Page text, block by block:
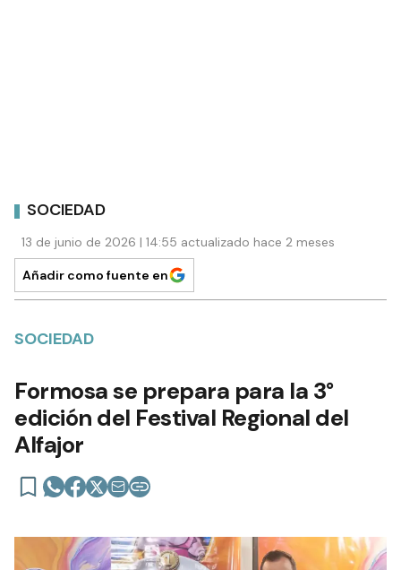
SOCIEDAD
13 de junio de 2026 | 14:55 actualizado hace 2 meses
Añadir como fuente en
SOCIEDAD
Formosa se prepara para la 3°
edición del Festival Regional del
Alfajor